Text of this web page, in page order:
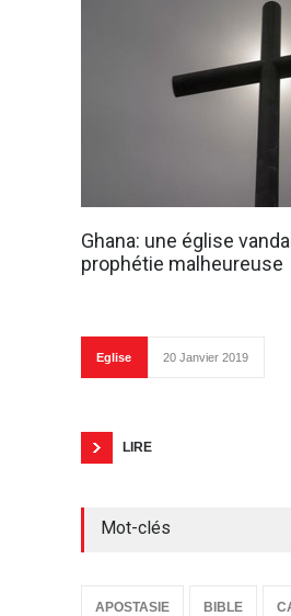
Ghana: une église
prophétie malheureuse
Eglise 20 Janvier 2019
LIRE
Mot-clés
APOSTASIE BIBLE